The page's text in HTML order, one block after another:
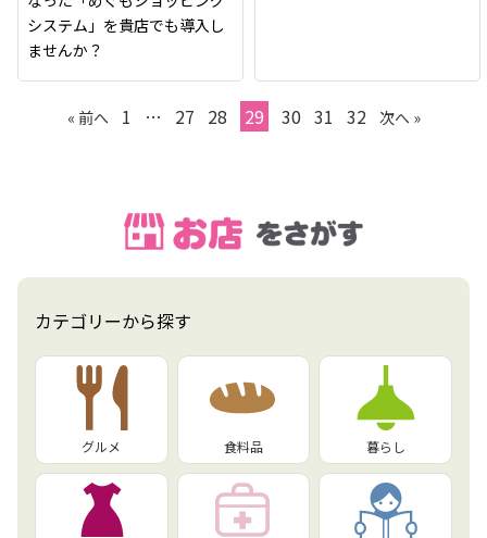
システム」を貴店でも導入し
ませんか？
« 前へ 1 … 27 28 29 30 31 32 次へ »
カテゴリーから探す
グルメ 食料品 暮らし